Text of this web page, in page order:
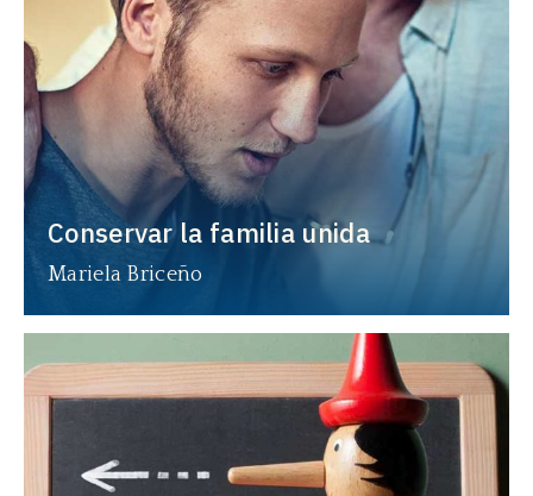
Conservar la familia unida
Mariela Briceño